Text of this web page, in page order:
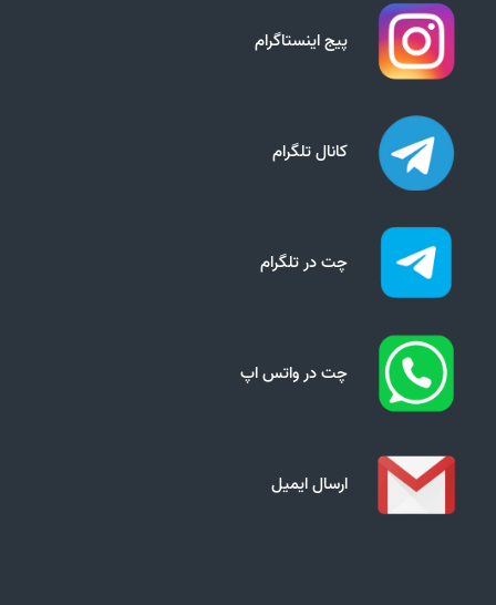
پیج اینستاگرام
کانال تلگرام
چت در تلگرام
چت در واتس اپ
ارسال ایمیل